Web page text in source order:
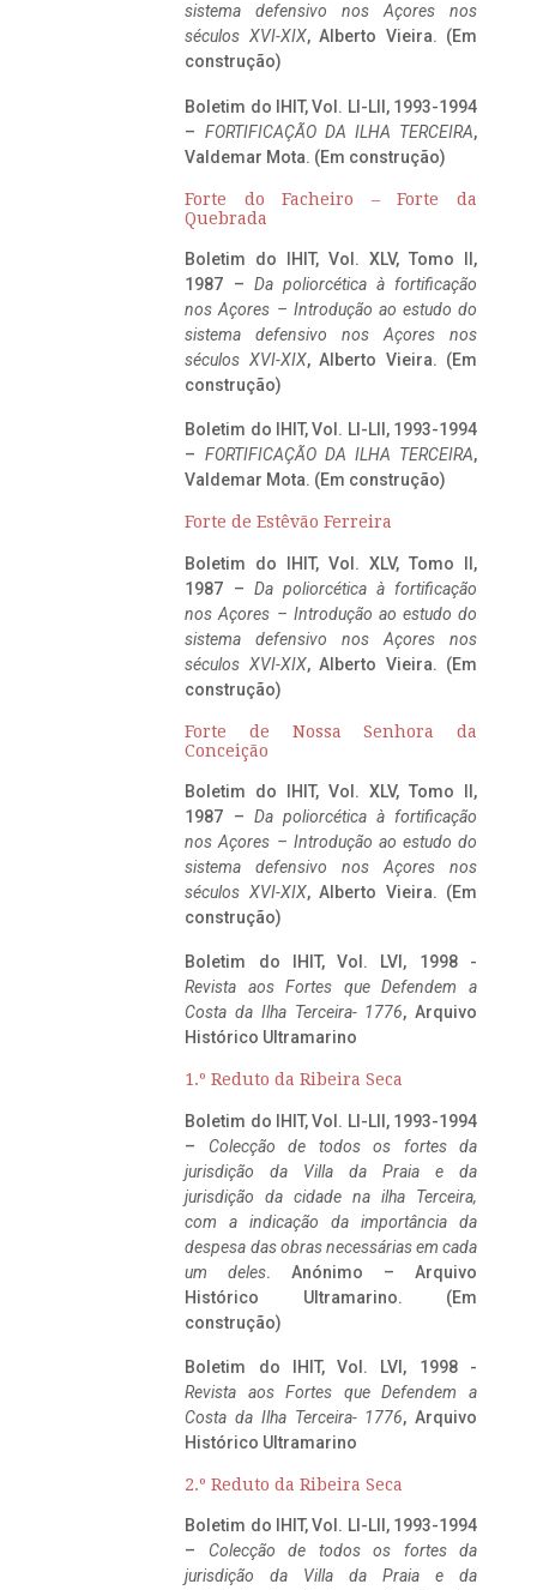
sistema defensivo nos Açores nos
séculos XVI-XIX, Alberto Vieira. (Em
construção)
Boletim do IHIT, Vol. LI-LII, 1993-1994
– FORTIFICAÇÃO DA ILHA TERCEIRA,
Valdemar Mota. (Em construção)
Forte do Facheiro – Forte da
Quebrada
Boletim do IHIT, Vol. XLV, Tomo II,
1987 – Da poliorcética à fortificação
nos Açores – Introdução ao estudo do
sistema defensivo nos Açores nos
séculos XVI-XIX, Alberto Vieira. (Em
construção)
Boletim do IHIT, Vol. LI-LII, 1993-1994
– FORTIFICAÇÃO DA ILHA TERCEIRA,
Valdemar Mota. (Em construção)
Forte de Estêvão Ferreira
Boletim do IHIT, Vol. XLV, Tomo II,
1987 – Da poliorcética à fortificação
nos Açores – Introdução ao estudo do
sistema defensivo nos Açores nos
séculos XVI-XIX, Alberto Vieira. (Em
construção)
Forte de Nossa Senhora da
Conceição
Boletim do IHIT, Vol. XLV, Tomo II,
1987 – Da poliorcética à fortificação
nos Açores – Introdução ao estudo do
sistema defensivo nos Açores nos
séculos XVI-XIX, Alberto Vieira. (Em
construção)
Boletim do IHIT, Vol. LVI, 1998 -
Revista aos Fortes que Defendem a
Costa da Ilha Terceira- 1776, Arquivo
Histórico Ultramarino
1.º Reduto da Ribeira Seca
Boletim do IHIT, Vol. LI-LII, 1993-1994
– Colecção de todos os fortes da
jurisdição da Villa da Praia e da
jurisdição da cidade na ilha Terceira,
com a indicação da importância da
despesa das obras necessárias em cada
um deles. Anónimo – Arquivo
Histórico Ultramarino. (Em
construção)
Boletim do IHIT, Vol. LVI, 1998 -
Revista aos Fortes que Defendem a
Costa da Ilha Terceira- 1776, Arquivo
Histórico Ultramarino
2.º Reduto da Ribeira Seca
Boletim do IHIT, Vol. LI-LII, 1993-1994
– Colecção de todos os fortes da
jurisdição da Villa da Praia e da